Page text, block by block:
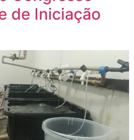
de Iniciação